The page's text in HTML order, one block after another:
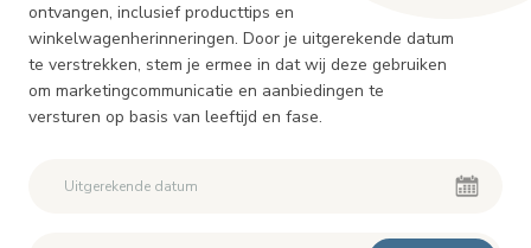
ontvangen, inclusief producttips en
winkelwagenherinneringen. Door je uitgerekende datum
te verstrekken, stem je ermee in dat wij deze gebruiken
om marketingcommunicatie en aanbiedingen te
versturen op basis van leeftijd en fase.